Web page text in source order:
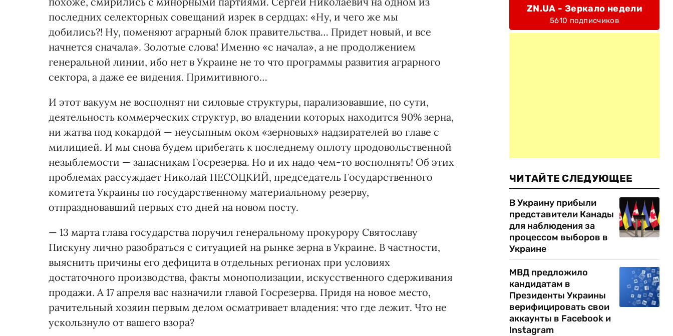
последних селекторных совещаний изрек в сердцах: «Ну, и чего же мы
добились?! Ну, поменяют аграрный блок правительства… Придет новый, и все
начнется сначала». Золотые слова! Именно «с начала», а не продолжением
генеральной линии, ибо нет в Украине не то что программы развития аграрного
сектора, а даже ее видения. Примитивного…
И этот вакуум не восполнят ни силовые структуры, парализовавшие, по сути,
деятельность коммерческих структур, во владении которых находится 90% зерна,
ни жатва под кокардой — неусыпным оком «зерновых» надзирателей во главе с
милицией. И мы снова будем прибегать к последнему оплоту продовольственной
незыблемости — запасникам Госрезерва. Но и их надо чем-то восполнять! Об этих
проблемах рассуждает Николай ПЕСОЦКИЙ, председатель Государственного
комитета Украины по государственному материальному резерву,
отпраздновавший первых сто дней на новом посту.
— 13 марта глава государства поручил генеральному прокурору Святославу
Пискуну лично разобраться с ситуацией на рынке зерна в Украине. В частности,
выяснить причины его дефицита в отдельных регионах при условиях
достаточного производства, факты монополизации, искусственного сдерживания
продажи. А 17 апреля вас назначили главой Госрезерва. Придя на новое место,
рачительный хозяин первым делом осматривает владения: что где лежит. Что не
ускользнуло от вашего взора?
ZN.UA - Зеркало недели
5610 подписчиков
ЧИТАЙТЕ СЛЕДУЮЩЕЕ
В Украину прибыли
представители Канады
для наблюдения за
процессом выборов в
Украине
МВД предложило
кандидатам в
Президенты Украины
верифицировать свои
аккаунты в Facebook и
Instagram